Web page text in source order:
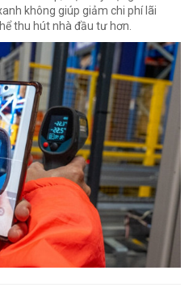
không giúp giảm chi phí lãi
thu hút nhà đầu tư hơn.